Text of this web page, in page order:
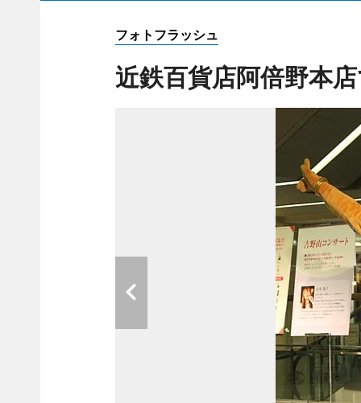
フォトフラッシュ
近鉄百貨店阿倍野本